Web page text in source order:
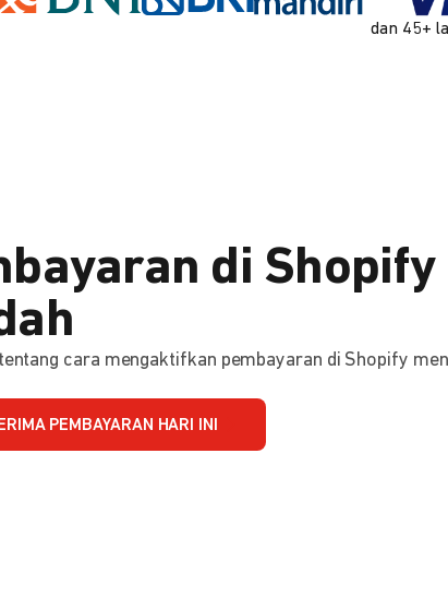
dan 45+
di Shopify
cara mengaktifkan pembayaran di Shopify
PEMBAYARAN HARI INI